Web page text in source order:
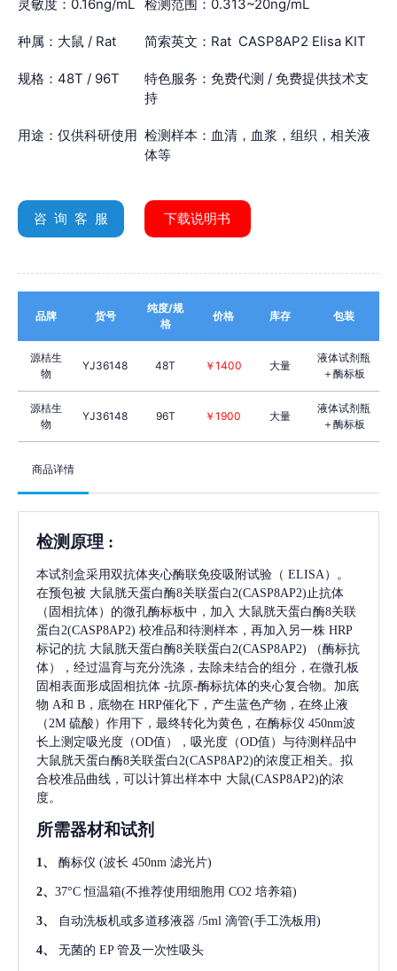
灵敏度：0.16ng/mL 检测范围：0.313~20ng/mL
种属：大鼠 / Rat 简索英文：Rat CASP8AP2 Elisa KIT
规格：48T / 96T
特色服务：免费代测 / 免费提供技术支
持
用途：仅供科研使用 检测样本：血清，血浆，组织，相关液
体等
咨 询 客 服 下载说明书
品牌 货号
纯度/规
格
价格 库存 包装
源桔生
物
YJ36148 48T ￥1400 大量
液体试剂瓶
＋酶标板
源桔生
物
YJ36148 96T ￥1900 大量
液体试剂瓶
＋酶标板
商品详情
检测原理 :
本试剂盒采用双抗体夹心酶联免疫吸附试验（ ELISA）。
在预包被 大鼠胱天蛋白酶8关联蛋白2(CASP8AP2) 止抗体
（固相抗体）的微孔酶标板中，加入 大鼠胱天蛋白酶8关联
蛋白2(CASP8AP2) 校准品和待测样本，再加入另一株 HRP
标记的抗 大鼠胱天蛋白酶8关联蛋白2(CASP8AP2)
（酶标抗
体），经过温育与充分洗涤，去除未结合的组分，在微孔板
固相表面形成固相抗体 -抗原-酶标抗体的夹心复合物。加底
物 A和 B，底物在 HRP催化下，产生蓝色产物，在终止液
（2M 硫酸）作用下，最终转化为黄色，在酶标仪 450nm波
长上测定吸光度（OD值），吸光度（OD值）与待测样品中
大鼠胱天蛋白酶8关联蛋白2(CASP8AP2)的浓度正相关。拟
合校准品曲线，可以计算出样本中 大鼠(CASP8AP2)的浓
度。
所需器材和试剂
1、 酶标仪 (波长 450nm 滤光片)
2、 37°C 恒温箱(不推荐使用细胞用 CO2 培养箱)
3、 自动洗板机或多道移液器 /5ml 滴管(手工洗板用)
4、 无菌的 EP 管及一次性吸头